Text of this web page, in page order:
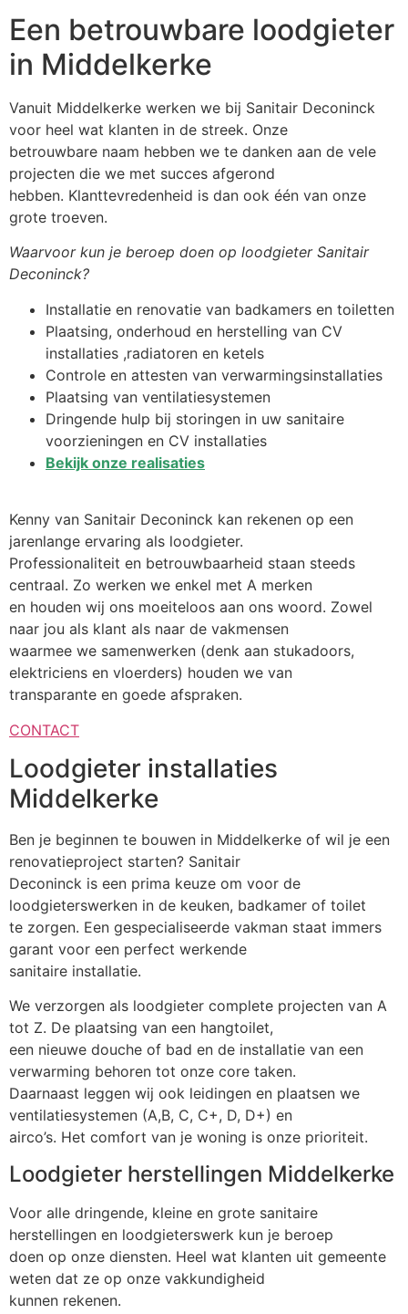
Een betrouwbare loodgieter
in Middelkerke
Vanuit Middelkerke werken we bij Sanitair Deconinck
voor heel wat klanten in de streek. Onze
betrouwbare naam hebben we te danken aan de vele
projecten die we met succes afgerond
hebben. Klanttevredenheid is dan ook één van onze
grote troeven.
Waarvoor kun je beroep doen op loodgieter Sanitair
Deconinck?
Installatie en renovatie van badkamers en toiletten
Plaatsing, onderhoud en herstelling van CV
installaties ,radiatoren en ketels
Controle en attesten van verwarmingsinstallaties
Plaatsing van ventilatiesystemen
Dringende hulp bij storingen in uw sanitaire
voorzieningen en CV installaties
Bekijk onze realisaties
Kenny van Sanitair Deconinck kan rekenen op een
jarenlange ervaring als loodgieter.
Professionaliteit en betrouwbaarheid staan steeds
centraal. Zo werken we enkel met A merken
en houden wij ons moeiteloos aan ons woord. Zowel
naar jou als klant als naar de vakmensen
waarmee we samenwerken (denk aan stukadoors,
elektriciens en vloerders) houden we van
transparante en goede afspraken.
CONTACT
Loodgieter installaties
Middelkerke
Ben je beginnen te bouwen in Middelkerke of wil je een
renovatieproject starten? Sanitair
Deconinck is een prima keuze om voor de
loodgieterswerken in de keuken, badkamer of toilet
te zorgen. Een gespecialiseerde vakman staat immers
garant voor een perfect werkende
sanitaire installatie.
We verzorgen als loodgieter complete projecten van A
tot Z. De plaatsing van een hangtoilet,
een nieuwe douche of bad en de installatie van een
verwarming behoren tot onze core taken.
Daarnaast leggen wij ook leidingen en plaatsen we
ventilatiesystemen (A,B, C, C+, D, D+) en
airco’s. Het comfort van je woning is onze prioriteit.
Loodgieter herstellingen Middelkerke
Voor alle dringende, kleine en grote sanitaire
herstellingen en loodgieterswerk kun je beroep
doen op onze diensten. Heel wat klanten uit gemeente
weten dat ze op onze vakkundigheid
kunnen rekenen.